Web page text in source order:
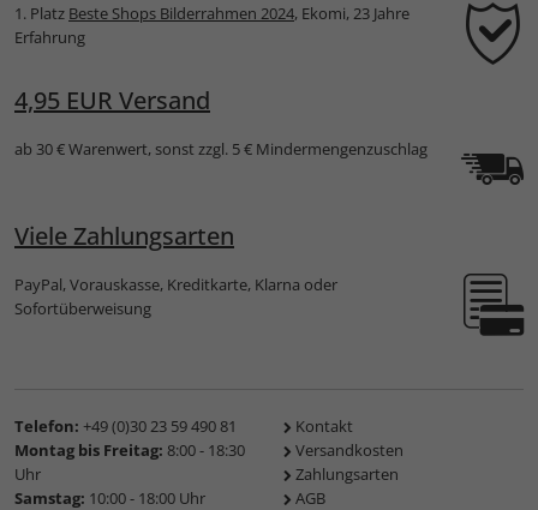
1. Platz Beste Shops Bilderrahmen 2024, Ekomi, 23 Jahre
Erfahrung
4,95 EUR Versand
ab 30 € Warenwert, sonst zzgl. 5 € Mindermengenzuschlag
Viele Zahlungsarten
PayPal, Vorauskasse, Kreditkarte, Klarna oder
Sofortüberweisung
Telefon: +49 (0)30 23 59 490 81
Montag bis Freitag: 8:00 - 18:30
Uhr
Samstag: 10:00 - 18:00 Uhr
Kontakt
Versandkosten
Zahlungsarten
AGB